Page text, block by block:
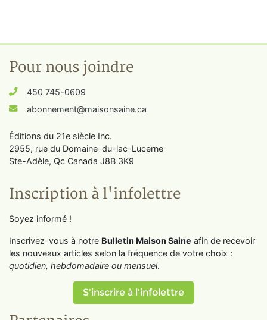
Pour nous joindre
450 745-0609
abonnement@maisonsaine.ca
Éditions du 21e siècle Inc.
2955, rue du Domaine-du-lac-Lucerne
Ste-Adèle, Qc Canada J8B 3K9
Inscription à l'infolettre
Soyez informé !
Inscrivez-vous à notre Bulletin Maison Saine afin de recevoir
les nouveaux articles selon la fréquence de votre choix :
quotidien, hebdomadaire ou mensuel.
S'inscrire à l'infolettre